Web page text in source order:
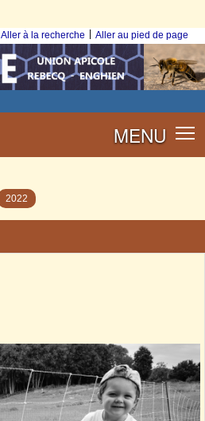
Aller à la recherche Aller au pied de page
MENU
2022